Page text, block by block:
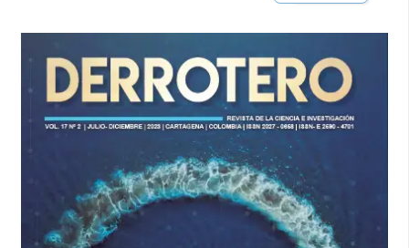
Colombia: REINM.
Ex-Ante (2021). Narcotráfico: Cómo Países Bajos se
convirtió en el principal exportador de éxtasis a Chile,
donde los decomisos se han multiplicado. Recuperado de
https://www.ex-ante.cl/narcotrafico-como-paises-bajos-se-
convirtio-en-el-principal-exportador-de-extasis-a-chile-
donde-los-decomisos-se-han-multiplicado/.